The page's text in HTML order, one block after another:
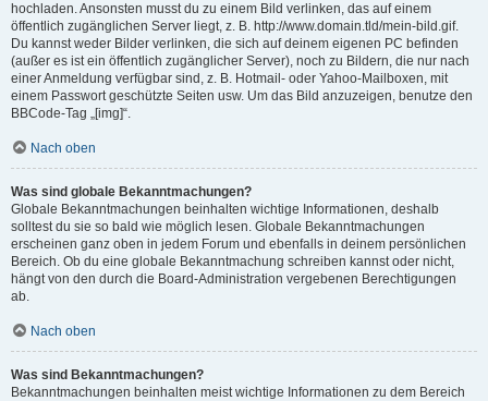
hochladen. Ansonsten musst du zu einem Bild verlinken, das auf einem
öffentlich zugänglichen Server liegt, z. B. http://www.domain.tld/mein-bild.gif.
Du kannst weder Bilder verlinken, die sich auf deinem eigenen PC befinden
(außer es ist ein öffentlich zugänglicher Server), noch zu Bildern, die nur nach
einer Anmeldung verfügbar sind, z. B. Hotmail- oder Yahoo-Mailboxen, mit
einem Passwort geschützte Seiten usw. Um das Bild anzuzeigen, benutze den
BBCode-Tag „[img]“.
Nach oben
Was sind globale Bekanntmachungen?
Globale Bekanntmachungen beinhalten wichtige Informationen, deshalb
solltest du sie so bald wie möglich lesen. Globale Bekanntmachungen
erscheinen ganz oben in jedem Forum und ebenfalls in deinem persönlichen
Bereich. Ob du eine globale Bekanntmachung schreiben kannst oder nicht,
hängt von den durch die Board-Administration vergebenen Berechtigungen
ab.
Nach oben
Was sind Bekanntmachungen?
Bekanntmachungen beinhalten meist wichtige Informationen zu dem Bereich